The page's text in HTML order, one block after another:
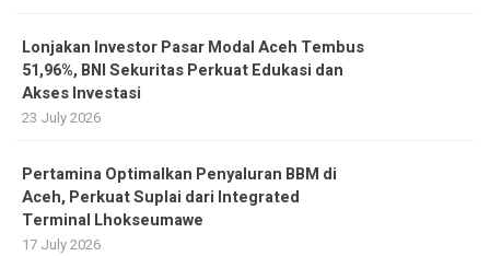
Lonjakan Investor Pasar Modal Aceh Tembus
51,96%, BNI Sekuritas Perkuat Edukasi dan
Akses Investasi
23 July 2026
Pertamina Optimalkan Penyaluran BBM di
Aceh, Perkuat Suplai dari Integrated
Terminal Lhokseumawe
17 July 2026